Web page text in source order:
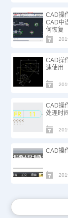
CAD操
CAD中
何恢复
CAD操
速使用
CAD操
处理时间
CAD操